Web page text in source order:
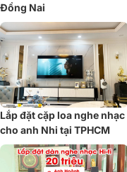
Đồng Nai
Lắp đặt cặp loa nghe
cho anh Nhi tại TPHCM